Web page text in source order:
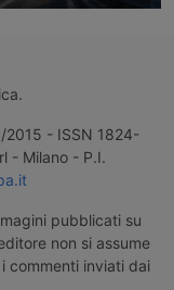
2015 - ISSN 1824-
- Milano - P.I.
pubblicati su
non si assume
commenti inviati dai